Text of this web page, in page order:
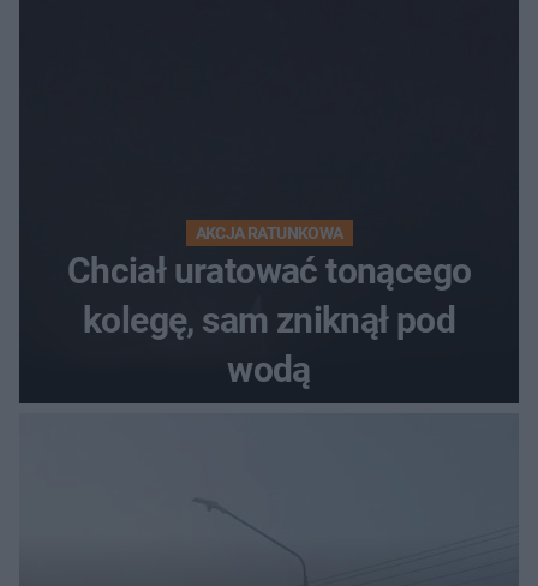
AKCJA RATUNKOWA
Chciał uratować tonącego
kolegę, sam zniknął pod
wodą